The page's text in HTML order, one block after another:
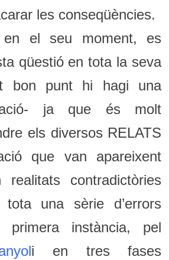
les conseqüències.
el seu moment, es
qüestió en tota la seva
bon punt hi hagi una
ja que és molt
els diversos RELATS
que van apareixent
realitats contradictòries
tota una sèrie d’errors
primera instància, pel
i en tres fases